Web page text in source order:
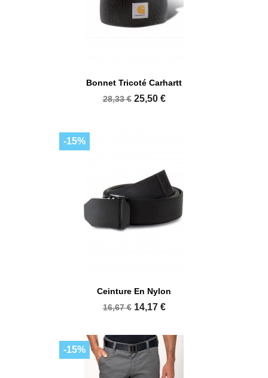
Bonnet Tricoté Carhartt
28,33 € 25,50 €
Ceinture En Nylon
16,67 € 14,17 €
-15%
-15%